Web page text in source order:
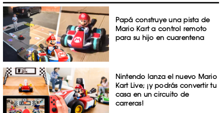
Papá construye una pista de
Mario Kart a control remoto
para su hijo en cuarentena
Nintendo lanza el nuevo Mario
Kart Live; ¡y podrás convertir tu
casa en un circuito de
carreras!